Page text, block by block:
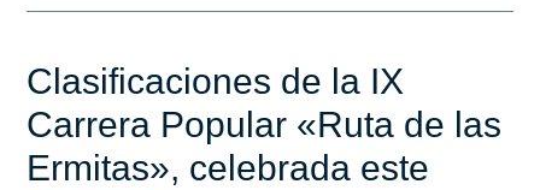
Clasificaciones de la IX
Carrera Popular «Ruta de las
Ermitas», celebrada este